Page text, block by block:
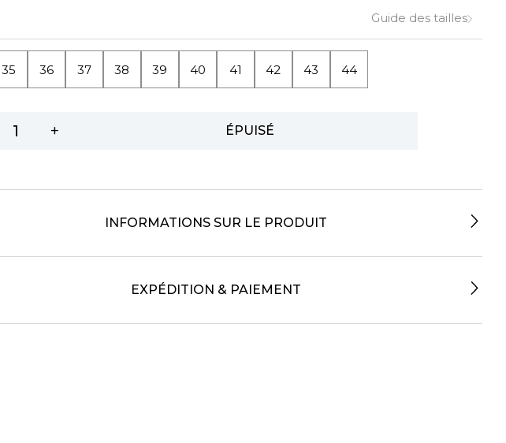
Guide des tailles
35 36 37 38 39 40 41 42 43 44
+ ÉPUISÉ
INFORMATIONS SUR LE PRODUIT
EXPÉDITION & PAIEMENT